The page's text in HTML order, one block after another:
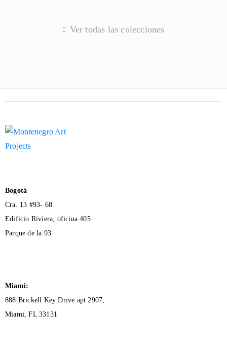
Ver todas las colecciones
Bogotá
Cra. 13 #93- 68
Edificio Riviera, oficina 405
Parque de la 93
Miami:
888 Brickell Key Drive apt 2907,
Miami, FL 33131